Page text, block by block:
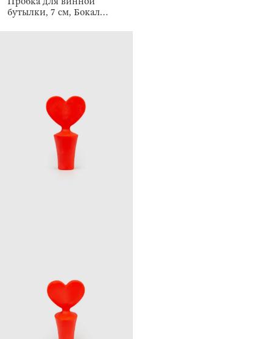
бутылки, 7 см, Бокал